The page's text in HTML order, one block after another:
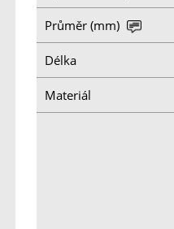
Průměr (mm)
Délka
Materiál